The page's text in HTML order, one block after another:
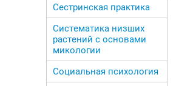
Сестринская практика
Систематика низших
растений с основами
микологии
Социальная психология